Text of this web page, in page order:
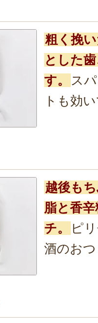
粗く挽
とした
す。
ス
トも効
越後も
脂と香
チ。
ピ
酒のお